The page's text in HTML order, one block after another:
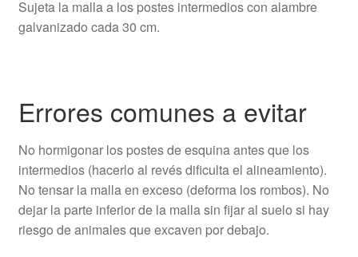
Sujeta la malla a los postes intermedios con alambre
galvanizado cada 30 cm.
Errores comunes a evitar
No hormigonar los postes de esquina antes que los
intermedios (hacerlo al revés dificulta el alineamiento).
No tensar la malla en exceso (deforma los rombos). No
dejar la parte inferior de la malla sin fijar al suelo si hay
riesgo de animales que excaven por debajo.